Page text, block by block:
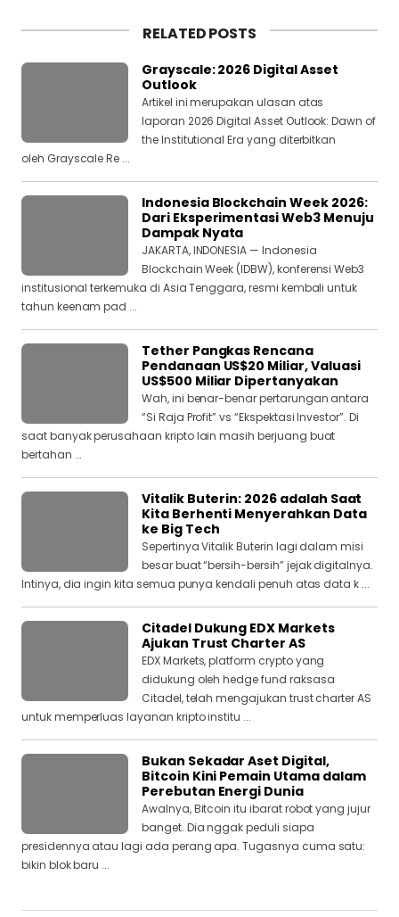
RELATED POSTS
Grayscale: 2026 Digital Asset
Outlook
Artikel ini merupakan ulasan atas
laporan 2026 Digital Asset Outlook: Dawn of
the Institutional Era yang diterbitkan
oleh Grayscale Re ...
Indonesia Blockchain Week 2026:
Dari Eksperimentasi Web3 Menuju
Dampak Nyata
JAKARTA, INDONESIA — Indonesia
Blockchain Week (IDBW), konferensi Web3
institusional terkemuka di Asia Tenggara, resmi kembali untuk
tahun keenam pad ...
Tether Pangkas Rencana
Pendanaan US$20 Miliar, Valuasi
US$500 Miliar Dipertanyakan
Wah, ini benar-benar pertarungan antara
“Si Raja Profit” vs “Ekspektasi Investor”. Di
saat banyak perusahaan kripto lain masih berjuang buat
bertahan ...
Vitalik Buterin: 2026 adalah Saat
Kita Berhenti Menyerahkan Data
ke Big Tech
Sepertinya Vitalik Buterin lagi dalam misi
besar buat “bersih-bersih” jejak digitalnya.
Intinya, dia ingin kita semua punya kendali penuh atas data k ...
Citadel Dukung EDX Markets
Ajukan Trust Charter AS
EDX Markets, platform crypto yang
didukung oleh hedge fund raksasa
Citadel, telah mengajukan trust charter AS
untuk memperluas layanan kripto institu ...
Bukan Sekadar Aset Digital,
Bitcoin Kini Pemain Utama dalam
Perebutan Energi Dunia
Awalnya, Bitcoin itu ibarat robot yang jujur
banget. Dia nggak peduli siapa
presidennya atau lagi ada perang apa. Tugasnya cuma satu:
bikin blok baru ...